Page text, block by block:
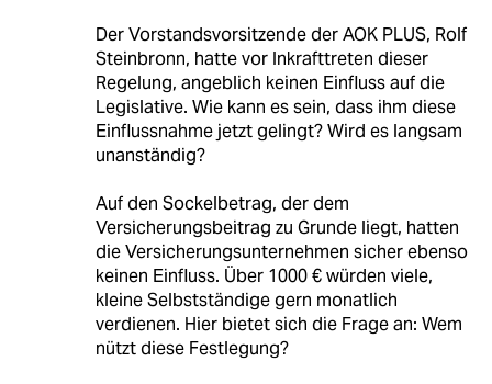
Der Vorstandsvorsitzende der AOK PLUS, Rolf
Steinbronn, hatte vor Inkrafttreten dieser
Regelung, angeblich keinen Einfluss auf die
Legislative. Wie kann es sein, dass ihm diese
Einflussnahme jetzt gelingt? Wird es langsam
unanständig?
Auf den Sockelbetrag, der dem
Versicherungsbeitrag zu Grunde liegt, hatten
die Versicherungsunternehmen sicher ebenso
keinen Einfluss. Über 1000 € würden viele,
kleine Selbstständige gern monatlich
verdienen. Hier bietet sich die Frage an: Wem
nützt diese Festlegung?